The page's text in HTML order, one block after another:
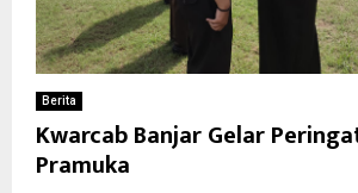
Berita
Kwarcab Banjar Gelar
Pramuka